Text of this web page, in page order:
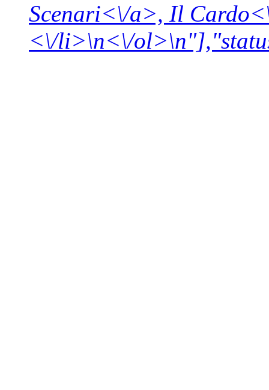
Scenari<\/a>, Il
<\/li>\n<\/